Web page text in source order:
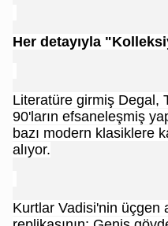
Her detayıyla
Literatüre girmiş Degal,
90'ların efsaneleşmiş
bazı modern klasiklere
alıyor.
Kurtlar Vadisi'nin üçgen